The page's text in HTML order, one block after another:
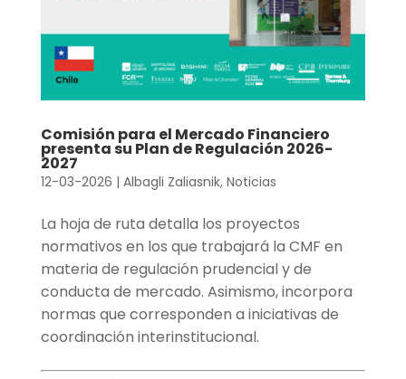
Comisión para el Mercado Financiero
presenta su Plan de Regulación 2026-
2027
12-03-2026 | Albagli Zaliasnik, Noticias
La hoja de ruta detalla los proyectos
normativos en los que trabajará la CMF en
materia de regulación prudencial y de
conducta de mercado. Asimismo, incorpora
normas que corresponden a iniciativas de
coordinación interinstitucional.